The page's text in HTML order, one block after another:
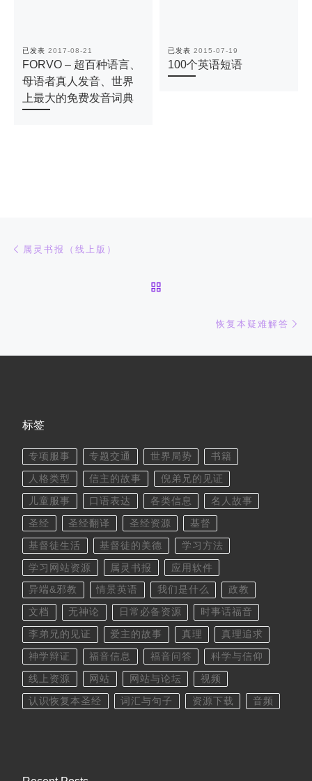
已发表 2017-08-21
FORVO – 超百种语言、
母语者真人发音、世界
上最大的免费发音词典
已发表 2015-07-19
100个英语短语
文章导航
属灵书报（线上版）
恢复本疑难解答
标签
专项服事 专题交通 世界局势 书籍
人格类型 信主的故事 倪弟兄的见证
儿童服事 口语表达 各类信息 名人故事
圣经 圣经翻译 圣经资源 基督
基督徒生活 基督徒的美德 学习方法
学习网站资源 属灵书报 应用软件
异端&邪教 情景英语 我们是什么 政教
文档 无神论 日常必备资源 时事话福音
李弟兄的见证 爱主的故事 真理 真理追求
神学辩证 福音信息 福音问答 科学与信仰
线上资源 网站 网站与论坛 视频
认识恢复本圣经 词汇与句子 资源下载 音频